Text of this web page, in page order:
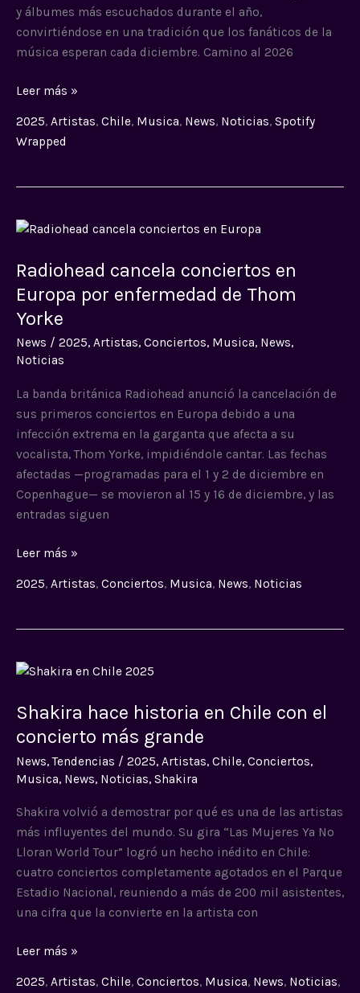
y álbumes más escuchados durante el año,
convirtiéndose en una tradición que los fanáticos de la
música esperan cada diciembre. Camino al 2026
Leer más »
2025, Artistas, Chile, Musica, News, Noticias, Spotify
Wrapped
Radiohead cancela conciertos en
Europa por enfermedad de Thom
Yorke
News / 2025, Artistas, Conciertos, Musica, News,
Noticias
La banda británica Radiohead anunció la cancelación de
sus primeros conciertos en Europa debido a una
infección extrema en la garganta que afecta a su
vocalista, Thom Yorke, impidiéndole cantar. Las fechas
afectadas —programadas para el 1 y 2 de diciembre en
Copenhague— se movieron al 15 y 16 de diciembre, y las
entradas siguen
Radiohead
conciertos
en
Europa
por
enfermedad
de
Thom
Yorke
Leer más »
2025, Artistas, Conciertos, Musica, News, Noticias
Shakira hace historia en Chile con el
concierto más grande
News,Tendencias / 2025, Artistas, Chile, Conciertos,
Musica, News, Noticias, Shakira
Shakira volvió a demostrar por qué es una de las artistas
más influyentes del mundo. Su gira “Las Mujeres Ya No
Lloran World Tour” logró un hecho inédito en Chile:
cuatro conciertos completamente agotados en el Parque
Estadio Nacional, reuniendo a más de 200 mil asistentes,
una cifra que la convierte en la artista con
Shakira
historia
en
con
concierto
más
grande
Leer más »
2025, Artistas, Chile, Conciertos, Musica, News, Noticias,